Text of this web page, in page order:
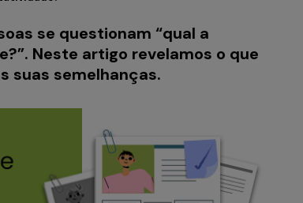
se questionam “qual a
Neste artigo revelamos o que
suas semelhanças.